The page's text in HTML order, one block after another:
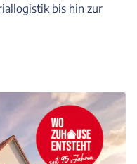
bis hin zur